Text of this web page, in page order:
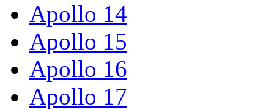
Apollo 14
Apollo 15
Apollo 16
Apollo 17